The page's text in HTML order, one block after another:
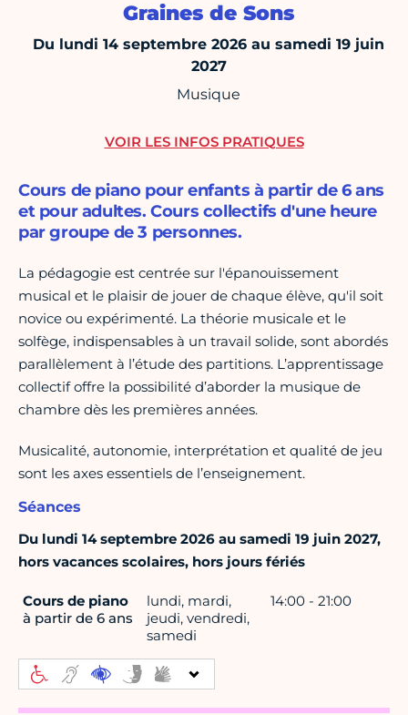
Graines de Sons
Du lundi 14 septembre 2026 au samedi 19 juin
2027
Musique
Cours de piano pour enfants à partir de 6 ans
et pour adultes. Cours collectifs d'une heure
par groupe de 3 personnes.
La pédagogie est centrée sur l'épanouissement
musical et le plaisir de jouer de chaque élève, qu'il soit
novice ou expérimenté. La théorie musicale et le
solfège, indispensables à un travail solide, sont abordés
parallèlement à l’étude des partitions. L’apprentissage
collectif offre la possibilité d’aborder la musique de
chambre dès les premières années.
Musicalité, autonomie, interprétation et qualité de jeu
sont les axes essentiels de l’enseignement.
Séances
Du lundi 14 septembre 2026 au samedi 19 juin 2027,
hors vacances scolaires, hors jours fériés
Cours de piano
à partir de 6 ans
lundi, mardi,
jeudi, vendredi,
samedi
14:00 - 21:00
VOIR LES INFOS PRATIQUES